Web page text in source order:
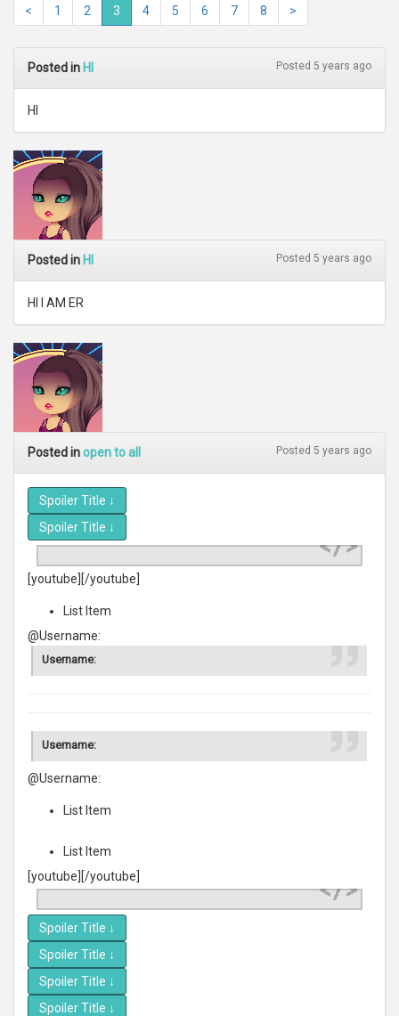
< 1 2 3 4 5 6 7 8 >
Posted in HI Posted 5 years ago
HI
Posted in HI Posted 5 years ago
HI I AM ER
Posted inopen to all Posted 5 years ago
Spoiler Title ↓
Spoiler Title ↓
[youtube][/youtube]
List Item
@Username:
Username:
Username:
@Username:
List Item
List Item
[youtube][/youtube]
Spoiler Title ↓
Spoiler Title ↓
Spoiler Title ↓
Spoiler Title ↓